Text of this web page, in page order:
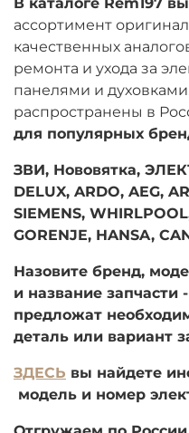
ассортимент
качественных
ремонта и ухода за
панелями и
распространены в
для популярных
ЗВИ, Нововятка,
DELUX, ARDO, AEG,
SIEMENS,
GORENJE, HANSA,
Назовите бренд,
и название
предложат
деталь или вариант
ЗДЕСЬ вы найдете
модель и номер